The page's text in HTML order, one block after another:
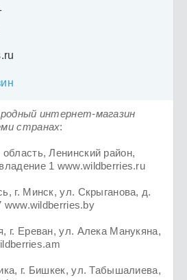
интернет-магазин
странах:
Ленинский район,
1 www.wildberries.ru
г. Минск, ул. Скрыганова, д.
г. Ереван, ул. Алека Манукяна,
г. Бишкек, ул. Табышалиева,